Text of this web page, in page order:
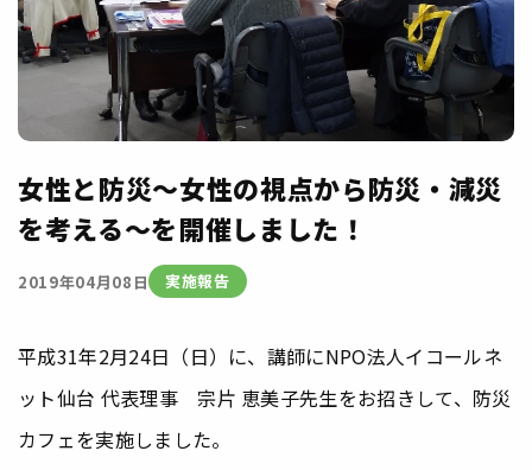
女性と防災～女性の視点から防災・減災
を考える～を開催しました！
2019年04月08日 実施報告
平成31年2月24日（日）に、講師にNPO法人イコールネ
ット仙台 代表理事 宗片 恵美子先生をお招きして、防災
カフェを実施しました。